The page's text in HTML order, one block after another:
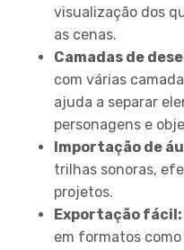
visualização dos
as cenas.
Camadas de
com várias
ajuda a separar
personagens e
Importação de
trilhas sonoras,
projetos.
Exportação fácil:
em formatos como